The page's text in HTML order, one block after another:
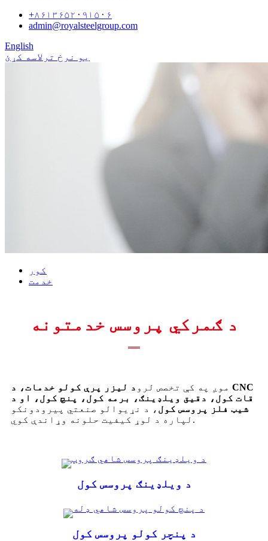
+۸۶۱۳۶۵۲۰۹۱۵۰۶
admin@royalsteelgroup.com
English
یو نرخ ترلاسه کړئ
کور
خدمت
د ګمرکي پروسس خدمتونه
موږ په کې تخصص لرو د لیزر پرې کولو خدمات، د CNC
قات کول، دقیق ویلډینګ، برمه کول، پنچ کول، او د
شیټ فلز پروسس کول ، د نړیوالو صنعتي پیرودونکو
لپاره د لوړ کیفیت حلونه وړاندې کوي.
د ویلډینګ پروسس کول
د پنچر کولو پروسس کول